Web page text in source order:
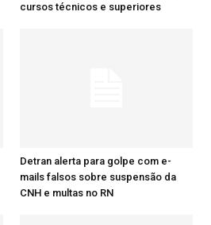
cursos técnicos e superiores
Detran alerta para golpe com e-
mails falsos sobre suspensão da
CNH e multas no RN